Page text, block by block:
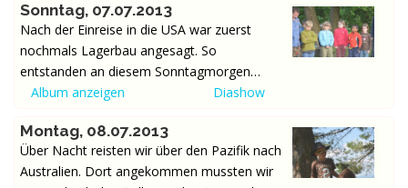
Mal von Phileas Foggs begrüsst. Er war
gerade dabei eine Wette abzuschliessen. Er
will es schaffen, innerhalb einer Woche
einmal um die Welt zu reisen. So machten
wir uns auf, die Welt einmal zu umreisen.
dort fuhren wir mit dem Zug nach
Winterthur und weiter nach Schaffhausen.
Durch unglückliche Umstände konnte die
Sonntag, 07.07.2013
Nach der Einreise in die USA war zuerst
nochmals Lagerbau angesagt. So
entstanden an diesem Sonntagmorgen
noch die restlichen Lagerbauten. Um 12:00
USA gab es Hot Dogs (oder richtigerweise
Trumans). Eine Überraschung gab es noch
für Joel. Da er heute Geburtstag hatte, gab
Album anzeigen Diashow
Montag, 08.07.2013
Über Nacht reisten wir über den Pazifik nach
Australien. Dort angekommen mussten wir